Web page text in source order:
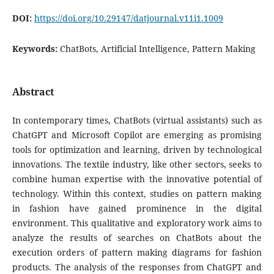
DOI: https://doi.org/10.29147/datjournal.v11i1.1009
Keywords: ChatBots, Artificial Intelligence, Pattern Making
Abstract
In contemporary times, ChatBots (virtual assistants) such as
ChatGPT and Microsoft Copilot are emerging as promising
tools for optimization and learning, driven by technological
innovations. The textile industry, like other sectors, seeks to
combine human expertise with the innovative potential of
technology. Within this context, studies on pattern making
in fashion have gained prominence in the digital
environment. This qualitative and exploratory work aims to
analyze the results of searches on ChatBots about the
execution orders of pattern making diagrams for fashion
products. The analysis of the responses from ChatGPT and